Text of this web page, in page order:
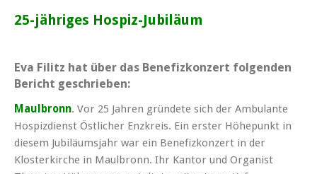
25-jähriges Hospiz-Jubiläum
Eva Filitz hat über das Benefizkonzert folgenden
Bericht geschrieben:
Maulbronn. Vor 25 Jahren gründete sich der Ambulante
Hospizdienst Östlicher Enzkreis. Ein erster Höhepunkt in
diesem Jubiläumsjahr war ein Benefizkonzert in der
Klosterkirche in Maulbronn. Ihr Kantor und Organist